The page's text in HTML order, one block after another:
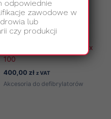
Walizka ochronna IP67 do
defibrylatora AED Reanibex
100
400,00 zł z VAT
Akcesoria do defibrylatorów
odpowiednie
zawodowe w
lub
czy produkcji